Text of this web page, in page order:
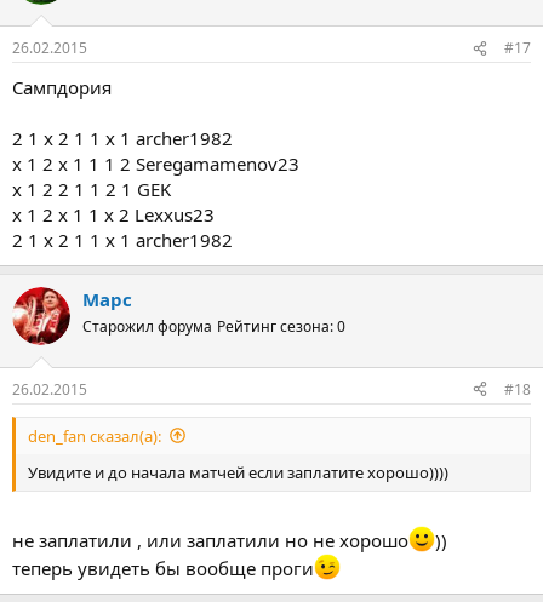
26.02.2015 #17
Сампдория
2 1 х 2 1 1 х 1 archer1982
х 1 2 х 1 1 1 2 Seregamamenov23
х 1 2 2 1 1 2 1 GEK
х 1 2 х 1 1 х 2 Lexxus23
2 1 х 2 1 1 х 1 archer1982
Марс
Старожил форума Рейтинг сезона: 0
26.02.2015 #18
den_fan сказал(а):
Увидите и до начала матчей если заплатите хорошо))))
не заплатили , или заплатили но не хорошо
))
теперь увидеть бы вообще проги